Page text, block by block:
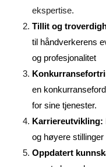
ekspertise.
Tillit og
til håndverkerens
og profesjonalitet
en
for sine tjenester.
Karriereutvikling:
og høyere stillinger
Oppdatert